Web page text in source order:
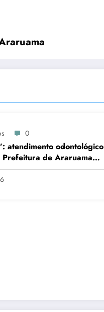
0
atendimento odontológico
de Araruama
de famílias atípicas